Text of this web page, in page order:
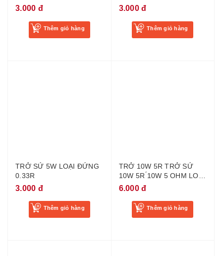
LOẠI TỐT
3.000 đ
Thêm giỏ hàng
LOẠI TỐT
3.000 đ
Thêm giỏ hàng
TRỞ SỨ 5W LOẠI ĐỨNG
0.33R
3.000 đ
Thêm giỏ hàng
TRỞ 10W 5R TRỞ SỨ
10W 5R ́10W 5 OHM LOẠI
TỐT
6.000 đ
Thêm giỏ hàng